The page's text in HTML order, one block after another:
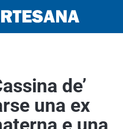
de’
una ex